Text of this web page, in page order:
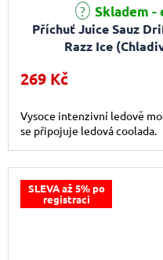
Příchuť Juice Sauz
Razz Ice
Skladem -
269 Kč
Vysoce intenzivní ledově
se připojuje ledová coolada.
SLEVA až 5% po
registraci